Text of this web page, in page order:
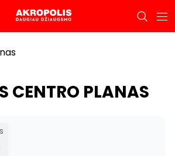
CENTRO PLANAS